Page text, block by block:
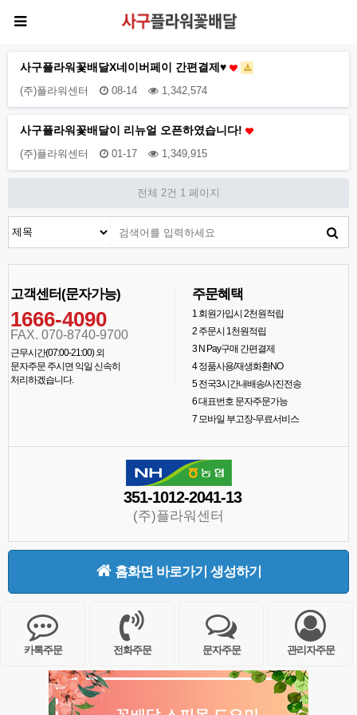
사구플라워꽃배달X네이버페이 간편결제♥
(주)플라워센터 08-14 1,342,574
사구플라워꽃배달이 리뉴얼 오픈하였습니다!
(주)플라워센터 01-17 1,349,915
전체 2건 1 페이지
고객센터(문자가능)
1666-4090
FAX. 070-8740-9700
근무시간(07:00-21:00) 외
문자주문 주시면 익일 신속히
처리하겠습니다.
주문혜택
1회원가입시 2천원적립
2주문시 1천원적립
3N Pay구매 간편결제
4정품사용/재생화환NO
5전국3시간내배송/사진전송
6대표번호 문자주문가능
7모바일 부고장-무료서비스
351-1012-2041-13
(주)플라워센터
홈화면 바로가기 생성하기
카톡주문 전화주문 문자주문 관리자주문